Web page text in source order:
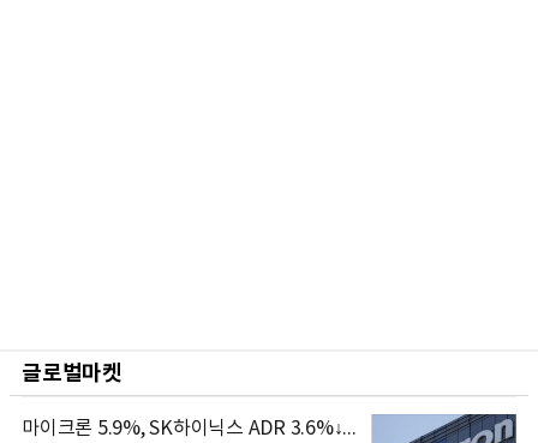
글로벌마켓
마이크론 5.9%, SK하이닉스 ADR 3.6%↓...